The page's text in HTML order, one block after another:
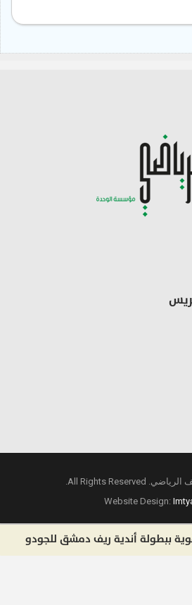
Website Design:
أندية ريف دمشق للجودو